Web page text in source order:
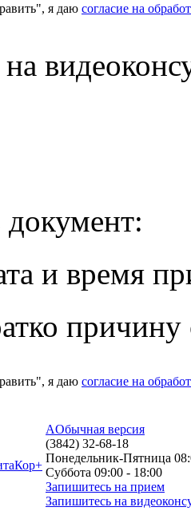
я даю согласие на
и время
я даю согласие на
AОбычная версия
(3842) 32-68-18
Понедельник-Пятница
Суббота 09:00 - 18:00
Запишитесь на прием
Запишитесь на